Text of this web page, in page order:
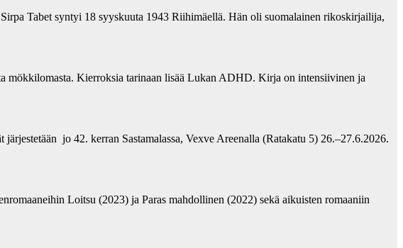
Tabet syntyi 18 syyskuuta 1943 Riihimäellä. Hän oli suomalainen rikoskirjailija,
mökkilomasta. Kierroksia tarinaan lisää Lukan ADHD. Kirja on intensiivinen ja
jo 42. kerran Sastamalassa, Vexve Areenalla (Ratakatu 5) 26.–27.6.2026.
Loitsu (2023) ja Paras mahdollinen (2022) sekä aikuisten romaaniin